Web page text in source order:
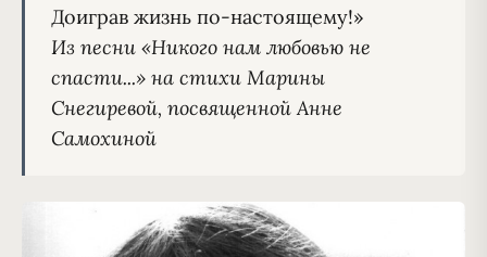
Из песни «Никого нам любовью не
спасти...» на стихи Марины
Снегиревой, посвященной Анне
Самохиной